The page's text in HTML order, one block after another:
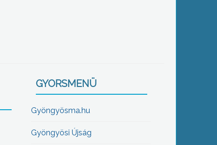
GYORSMENÜ
Gyöngyösma.hu
Gyöngyösi Újság